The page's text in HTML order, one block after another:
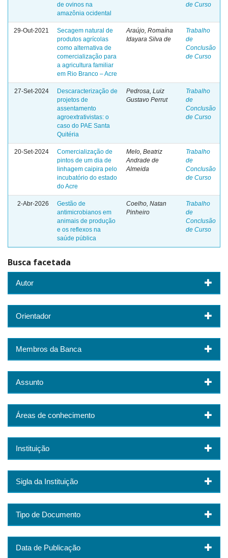
de ovinos na
amazônia ocidental
de Curso
29-Out-2021
Secagem natural de
produtos agrícolas
como alternativa de
comercialização para
a agricultura familiar
em Rio Branco – Acre
Araújo, Romaína
Idayara Silva de
Trabalho
de
Conclusão
de Curso
27-Set-2024
Descaracterização de
projetos de
assentamento
agroextrativistas: o
caso do PAE Santa
Quitéria
Pedrosa, Luiz
Gustavo Perrut
Trabalho
de
Conclusão
de Curso
20-Set-2024
Comercialização de
pintos de um dia de
linhagem caipira pelo
incubatório do estado
do Acre
Melo, Beatriz
Andrade de
Almeida
Trabalho
de
Conclusão
de Curso
2-Abr-2026
Gestão de
antimicrobianos em
animais de produção
e os reflexos na
saúde pública
Coelho, Natan
Pinheiro
Trabalho
de
Conclusão
de Curso
Busca facetada
Autor
Orientador
Membros da Banca
Assunto
Áreas de conhecimento
Instituição
Sigla da Instituição
Tipo de Documento
Data de Publicação